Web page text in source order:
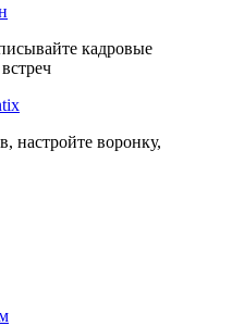
кадровые
настройте воронку,